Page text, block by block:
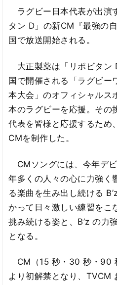
ラグビー日本代表が出演
タン D」の新CM『最強の
国で放送開始される。
大正製薬は「リポビタン
国で開催される「ラグビー
本大会」のオフィシャルス
本のラグビーを応援。その
代表を皆様と応援するため
CMを制作した。
CMソングには、今年デ
年多くの人々の心に力強く
る楽曲を生み出し続ける
かって日々激しい練習をこ
挑み続ける姿と、B’z の力
となる。
CM（15 秒・30 秒・90
より初解禁となり、TVCM